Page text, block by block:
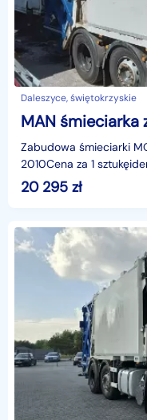
Daleszyce, świętokrzyskie
Zabudowa śmieciarki
2010Cena za 1
20 295 zł